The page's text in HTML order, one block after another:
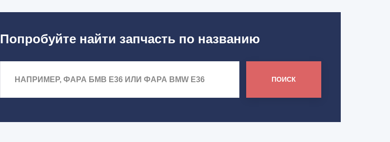
Попробуйте найти запчасть по названию
ПОИСК